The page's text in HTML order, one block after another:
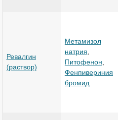
Ревалгин
(раствор)
Метамизол
натрия
Питофенон
Фенпивериния
бромид